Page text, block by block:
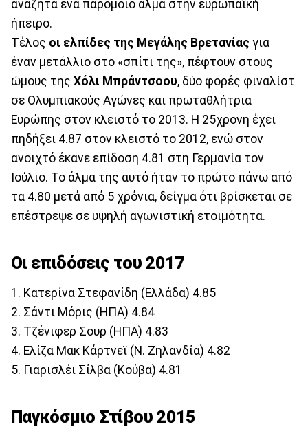
αναζητά ένα παρόμοιο άλμα στην ευρωπαϊκή
ήπειρο.
Τέλος οι ελπίδες της Μεγάλης Βρετανίας για
έναν μετάλλιο στο «σπίτι της», πέφτουν στους
ώμους της Χόλι Μπράντσοου, δύο φορές φιναλίστ
σε Ολυμπιακούς Αγώνες και πρωταθλήτρια
Ευρώπης στον κλειστό το 2013. Η 25χρονη έχει
πηδήξει 4.87 στον κλειστό το 2012, ενώ στον
ανοιχτό έκανε επίδοση 4.81 στη Γερμανία τον
Ιούλιο. Το άλμα της αυτό ήταν το πρώτο πάνω από
τα 4.80 μετά από 5 χρόνια, δείγμα ότι βρίσκεται σε
επέστρεψε σε υψηλή αγωνιστική ετοιμότητα.
Οι επιδόσεις του 2017
1. Κατερίνα Στεφανίδη (Ελλάδα) 4.85
2. Σάντι Μόρις (ΗΠΑ) 4.84
3. Τζένιφερ Σουρ (ΗΠΑ) 4.83
4. Ελίζα Μακ Κάρτνεϊ (Ν. Ζηλανδία) 4.82
5. Γιαρισλέι Σίλβα (Κούβα) 4.81
Παγκόσμιο Στίβου 2015